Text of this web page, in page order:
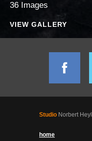
36 Images
VIEW GALLERY
Studio Norbert
home